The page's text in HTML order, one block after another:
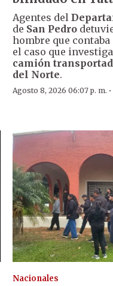
Agentes del
de San Pedro
hombre que
el caso que
camión
del Norte.
Agosto 8, 2026 06:07 p. m. ·
Nacionales